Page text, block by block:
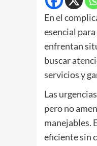
En el
esencial
enfrentan
buscar
servicios y
Las
pero no
manejables.
eficiente sin